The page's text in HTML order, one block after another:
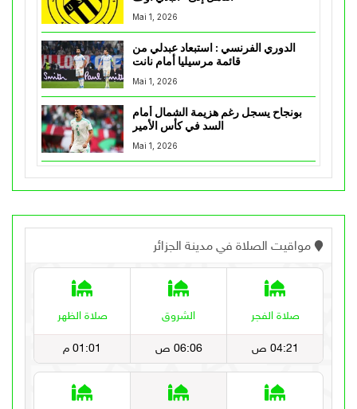
Mai 1, 2026
الدوري الفرنسي : استبعاد عبدلي من
قائمة مرسيليا أمام نانت
Mai 1, 2026
بونجاح يسجل رغم هزيمة الشمال أمام
السد في كأس الأمير
Mai 1, 2026